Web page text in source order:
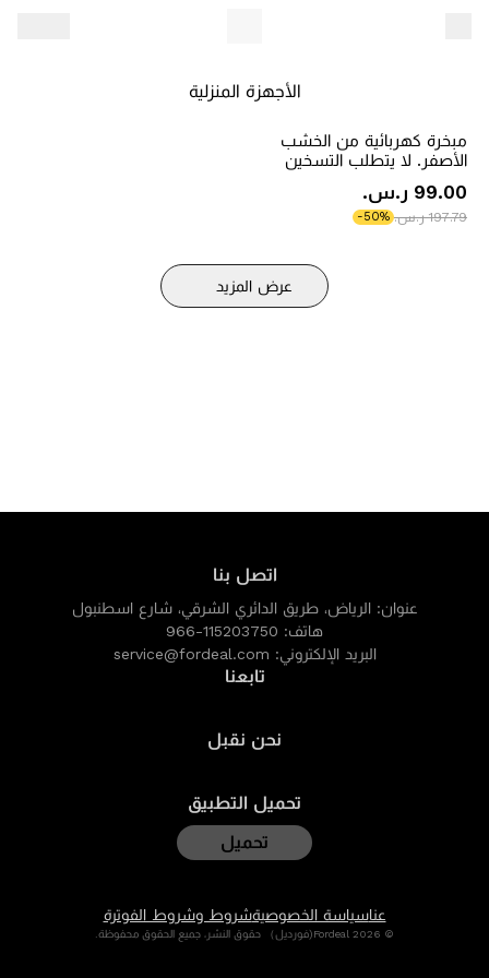
الأجهزة المنزلية
مبخرة كهربائية من الخشب
الأصفر. لا يتطلب التسخين
لخشب العود والزيوت العطرية
ورقائق العلاج العطري.
‫99.00 ر.س.‬
‫197.79 ر.س.‬ -50%
عرض المزيد
اتصل بنا
عنوان: الرياض، طريق الدائري الشرقي، شارع اسطنبول
هاتف: 966-115203750
البريد الإلكتروني: service@fordeal.com
تابعنا
نحن نقبل
تحميل التطبيق
تحميل
عناسياسة الخصوصيةشروط وشروط الفوترة
© 2026 Fordeal(فورديل） حقوق النشر، جميع الحقوق محفوظة.